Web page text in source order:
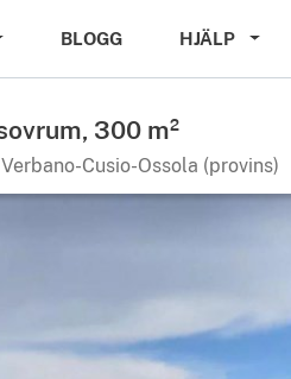
BLOGG HJÄLP
300 m²
Cusio-Ossola (provins)